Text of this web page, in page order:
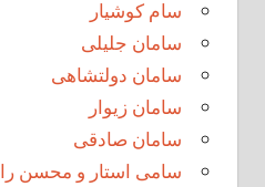
سام کوشیار
سامان جلیلی
سامان دولتشاهی
سامان زیوار
سامان صادقی
سامی استار و محسن